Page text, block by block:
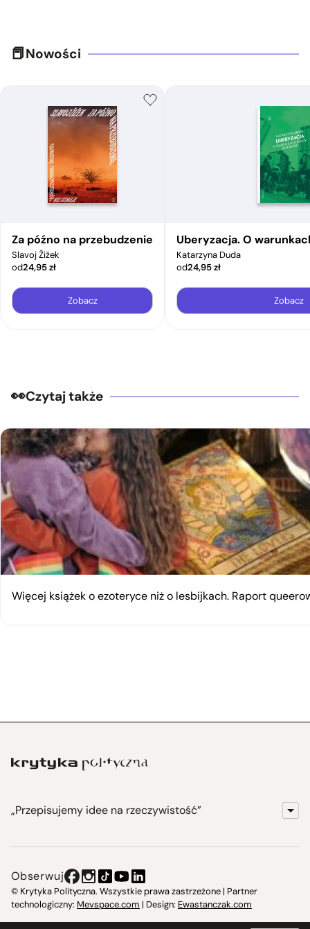
Nowości
Za późno na przebudzenie
Slavoj Žižek
od24,95zł
Zobacz
Uberyzacja. O
Katarzyna Duda
od24,95zł
Zobacz
Czytaj także
Więcej książek o ezoteryce niż o lesbijkach. Raport
„Przepisujemy idee na rzeczywistość”
Instytut Krytyki Politycznej
Obserwuj
© Krytyka Polityczna. Wszystkie prawa zastrzeżone | Partner
technologiczny: Mevspace.com | Design: Ewastanczak.com